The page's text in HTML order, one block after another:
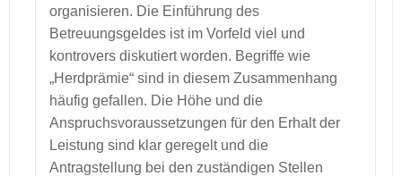
organisieren. Die Einführung des
Betreuungsgeldes ist im Vorfeld viel und
kontrovers diskutiert worden. Begriffe wie
„Herdprämie“ sind in diesem Zusammenhang
häufig gefallen. Die Höhe und die
Anspruchsvoraussetzungen für den Erhalt der
Leistung sind klar geregelt und die
Antragstellung bei den zuständigen Stellen